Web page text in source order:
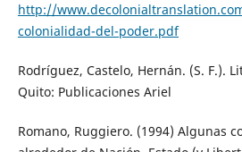
http://
colonialidad-del-poder.pdf
Rodríguez, Castelo, Hernán. (S. F.).
Quito: Publicaciones Ariel
Romano, Ruggiero. (1994) Algunas